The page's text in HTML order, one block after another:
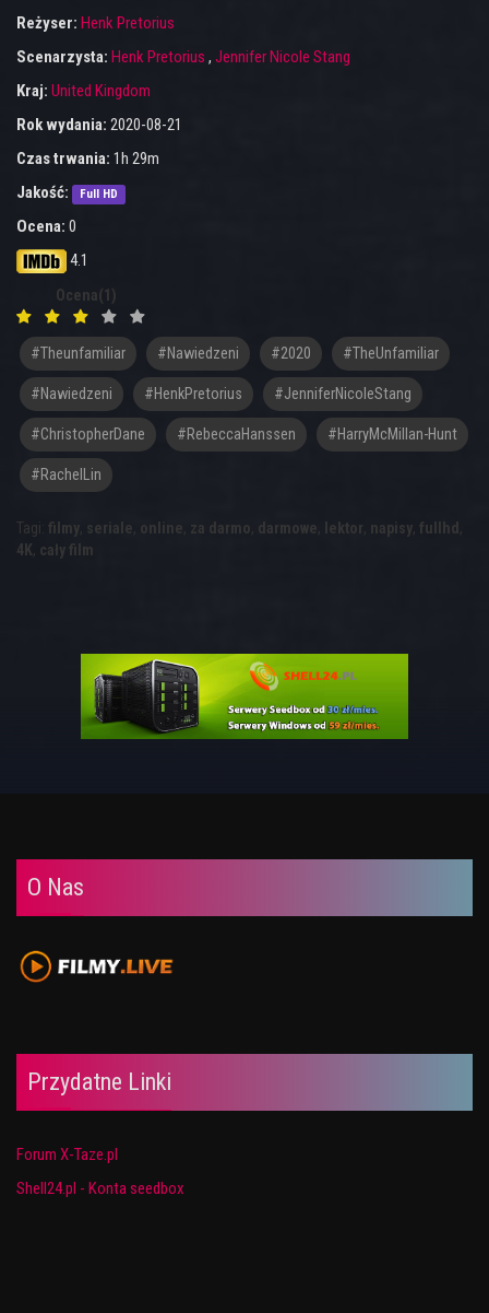
Reżyser: Henk Pretorius
Scenarzysta: Henk Pretorius , Jennifer Nicole Stang
Kraj: United Kingdom
Rok wydania: 2020-08-21
Czas trwania: 1h 29m
Jakość:
Full HD
Ocena: 0
4.1
Ocena(1)
#theunfamiliar #nawiedzeni #2020 #TheUnfamiliar
#Nawiedzeni #HenkPretorius #JenniferNicoleStang
#ChristopherDane #RebeccaHanssen #HarryMcMillan-Hunt
#RachelLin
Tagi: filmy, seriale, online, za darmo, darmowe, lektor, napisy, fullhd ,
4K, cały film
O Nas
Przydatne Linki
Forum X-Taze.pl
Shell24.pl - Konta seedbox